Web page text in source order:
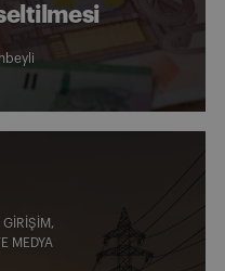
MEDYA